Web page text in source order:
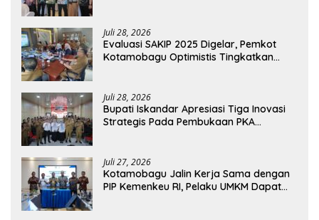
Juli 28, 2026
Evaluasi SAKIP 2025 Digelar, Pemkot
Kotamobagu Optimistis Tingkatkan
Juli 28, 2026
Bupati Iskandar Apresiasi Tiga Inovasi
Strategis Pada Pembukaan PKA
Juli 27, 2026
Kotamobagu Jalin Kerja Sama dengan
PIP Kemenkeu RI, Pelaku UMKM Dapat